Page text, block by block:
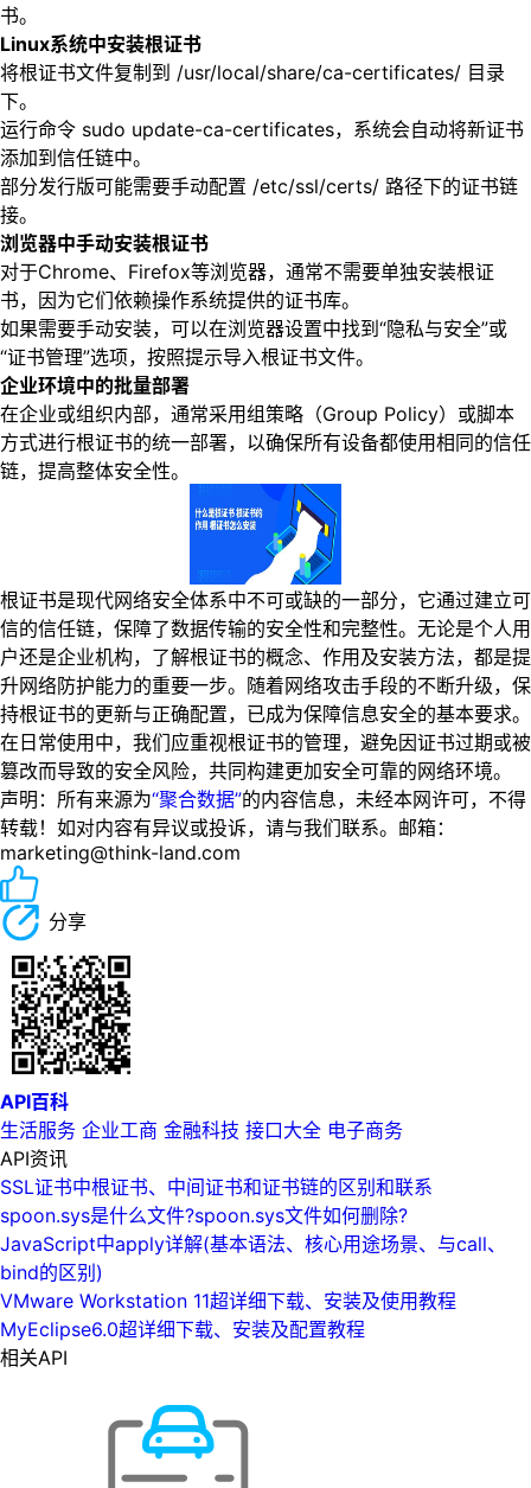
书。
Linux系统中安装根证书
将根证书文件复制到 /usr/local/share/ca-certificates/ 目录
下。
运行命令 sudo update-ca-certificates，系统会自动将新证书
添加到信任链中。
部分发行版可能需要手动配置 /etc/ssl/certs/ 路径下的证书链
接。
浏览器中手动安装根证书
对于Chrome、Firefox等浏览器，通常不需要单独安装根证
书，因为它们依赖操作系统提供的证书库。
如果需要手动安装，可以在浏览器设置中找到“隐私与安全”或
“证书管理”选项，按照提示导入根证书文件。
企业环境中的批量部署
在企业或组织内部，通常采用组策略（Group Policy）或脚本
方式进行根证书的统一部署，以确保所有设备都使用相同的信任
链，提高整体安全性。
根证书是现代网络安全体系中不可或缺的一部分，它通过建立可
信的信任链，保障了数据传输的安全性和完整性。无论是个人用
户还是企业机构，了解根证书的概念、作用及安装方法，都是提
升网络防护能力的重要一步。随着网络攻击手段的不断升级，保
持根证书的更新与正确配置，已成为保障信息安全的基本要求。
在日常使用中，我们应重视根证书的管理，避免因证书过期或被
篡改而导致的安全风险，共同构建更加安全可靠的网络环境。
声明：所有来源为“聚合数据”的内容信息，未经本网许可，不得
转载！如对内容有异议或投诉，请与我们联系。邮箱：
marketing@think-land.com
分享
API百科
生活服务 企业工商 金融科技 接口大全 电子商务
API资讯
SSL证书中根证书、中间证书和证书链的区别和联系
spoon.sys是什么文件?spoon.sys文件如何删除?
JavaScript中apply详解(基本语法、核心用途场景、与call、
bind的区别)
VMware Workstation 11超详细下载、安装及使用教程
MyEclipse6.0超详细下载、安装及配置教程
相关API